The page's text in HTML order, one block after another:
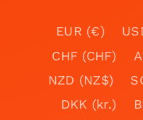
EUR (€)
CHF (CHF)
NZD (NZ$)
DKK (kr.)